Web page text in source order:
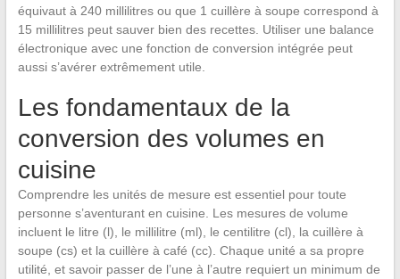
équivaut à 240 millilitres ou que 1 cuillère à soupe correspond à
15 millilitres peut sauver bien des recettes. Utiliser une balance
électronique avec une fonction de conversion intégrée peut
aussi s’avérer extrêmement utile.
Les fondamentaux de la
conversion des volumes en
cuisine
Comprendre les unités de mesure est essentiel pour toute
personne s’aventurant en cuisine. Les mesures de volume
incluent le litre (l), le millilitre (ml), le centilitre (cl), la cuillère à
soupe (cs) et la cuillère à café (cc). Chaque unité a sa propre
utilité, et savoir passer de l’une à l’autre requiert un minimum de